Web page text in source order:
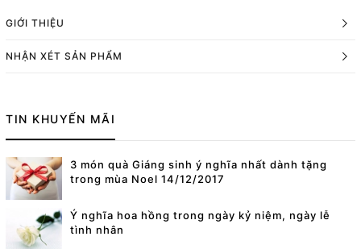
GIỚI THIỆU
NHẬN XÉT SẢN PHẨM
TIN KHUYẾN MÃI
3 món quà Giáng sinh ý nghĩa nhất dành tặng
trong mùa Noel 14/12/2017
Ý nghĩa hoa hồng trong ngày kỷ niệm, ngày lễ
tình nhân